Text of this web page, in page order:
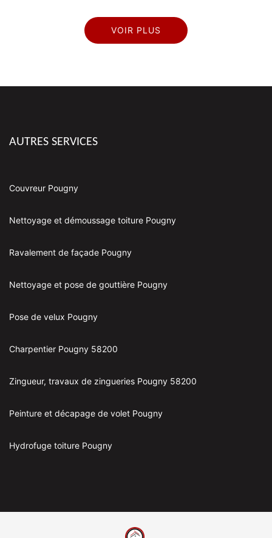
VOIR PLUS
AUTRES SERVICES
Couvreur Pougny
Nettoyage et démoussage toiture Pougny
Ravalement de façade Pougny
Nettoyage et pose de gouttière Pougny
Pose de velux Pougny
Charpentier Pougny 58200
Zingueur, travaux de zingueries Pougny 58200
Peinture et décapage de volet Pougny
Hydrofuge toiture Pougny